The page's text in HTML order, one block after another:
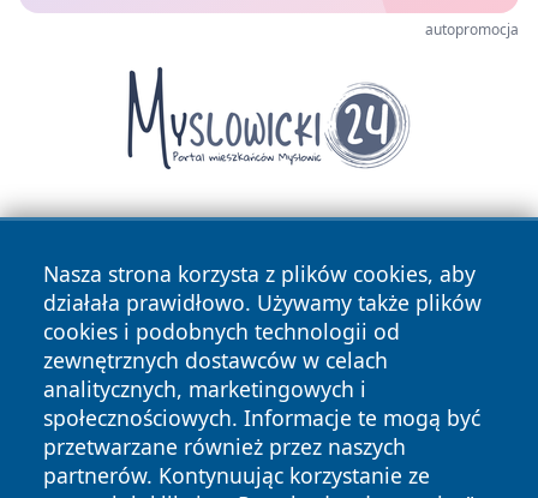
autopromocja
Nasza strona korzysta z plików cookies, aby
działała prawidłowo. Używamy także plików
cookies i podobnych technologii od
zewnętrznych dostawców w celach
analitycznych, marketingowych i
społecznościowych. Informacje te mogą być
przetwarzane również przez naszych
partnerów. Kontynuując korzystanie ze
Copyright © 2026 zawiercieonline.pl Wszystkie prawa
zastrzeżone.
News Autorzy
Polityka
Polityka